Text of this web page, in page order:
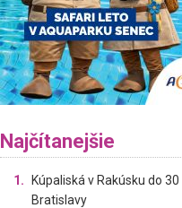
Najčítanejšie
1.
Kúpaliská v Rakúsku do
Bratislavy